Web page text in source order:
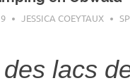
JESSICA COEYTAUX
lacs